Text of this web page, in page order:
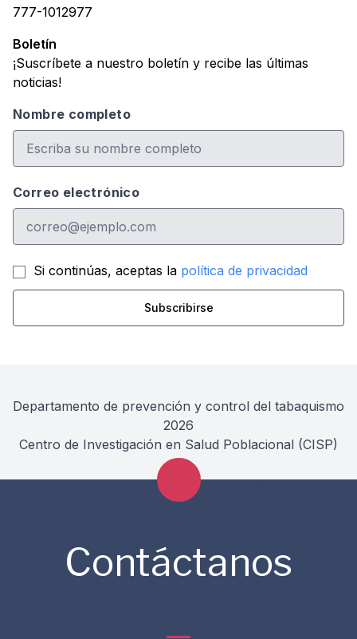
777-1012977
Boletín
¡Suscríbete a nuestro boletín y recibe las últimas
noticias!
Nombre completo
Correo electrónico
Si continúas, aceptas la política de privacidad
Departamento de prevención y control del tabaquismo
2026
Centro de Investigación en Salud Poblacional (CISP)
Contáctanos